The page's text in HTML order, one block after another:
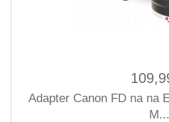
Adapter Canon FD na na
M...